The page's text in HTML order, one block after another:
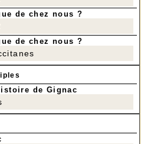
de chez nous ?
de chez nous ?
de Gignac